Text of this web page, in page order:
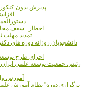
پذيرش بدون
اخطار : سقف مجاز
تمدید مهلت
دانشجويان روزانه دوره هاي
اجراي طرح توسعه
رئيس جمعيت توسعه علمي
آموزش
برگزاري دوره" نظام آموزش